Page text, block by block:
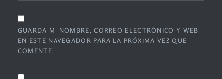
GUARDA MI NOMBRE, CORREO ELECTRÓNICO Y WEB
EN ESTE NAVEGADOR PARA LA PRÓXIMA VEZ QUE
COMENTE.